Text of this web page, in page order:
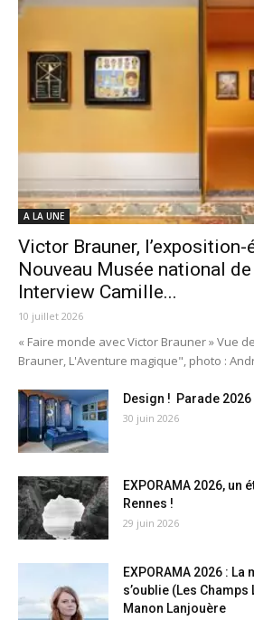
A LA UNE
Victor Brauner, l’exposition-
Nouveau Musée national
Interview Camille...
10 juillet 2026
« Faire monde avec Victor Brauner » Vue
Brauner, L'Aventure magique", photo :
Design ! Parade
30 juin 2026
EXPORAMA 2026, un
Rennes !
29 juin 2026
EXPORAMA 2026 :
s’oublie (Les
Manon Lanjouère